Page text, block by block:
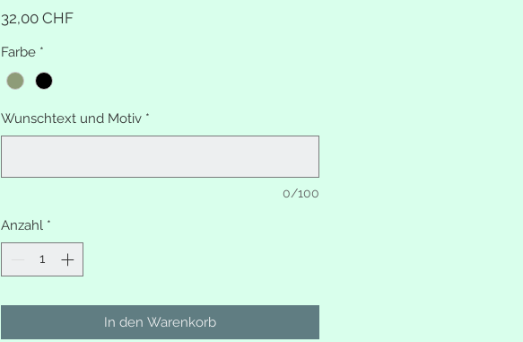
32,00 CHFPreis
Farbe *
Wunschtext und Motiv *
0/100
Anzahl *
In den Warenkorb